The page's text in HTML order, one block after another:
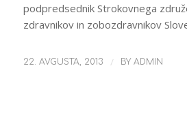
podpredsednik Strokovnega
zdravnikov in zobozdravnikov
22. AVGUSTA, 2013 / BY ADMIN